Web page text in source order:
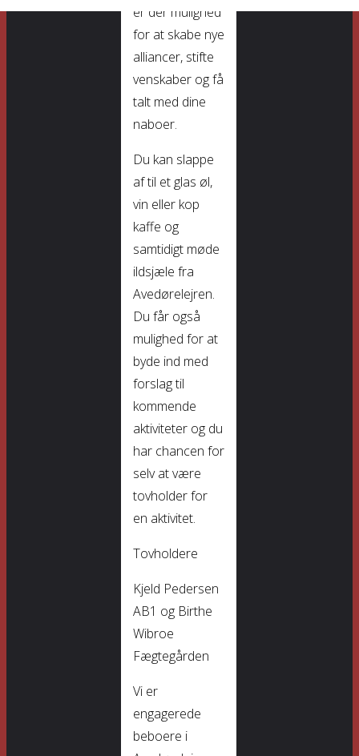
er der mulighed
for at skabe nye
alliancer, stifte
venskaber og få
talt med dine
naboer.
Du kan slappe
af til et glas øl,
vin eller kop
kaffe og
samtidigt møde
ildsjæle fra
Avedørelejren.
Du får også
mulighed for at
byde ind med
forslag til
kommende
aktiviteter og du
har chancen for
selv at være
tovholder for
en aktivitet.
Tovholdere
Kjeld Pedersen
AB1 og Birthe
Wibroe
Fægtegården
Vi er
engagerede
beboere i